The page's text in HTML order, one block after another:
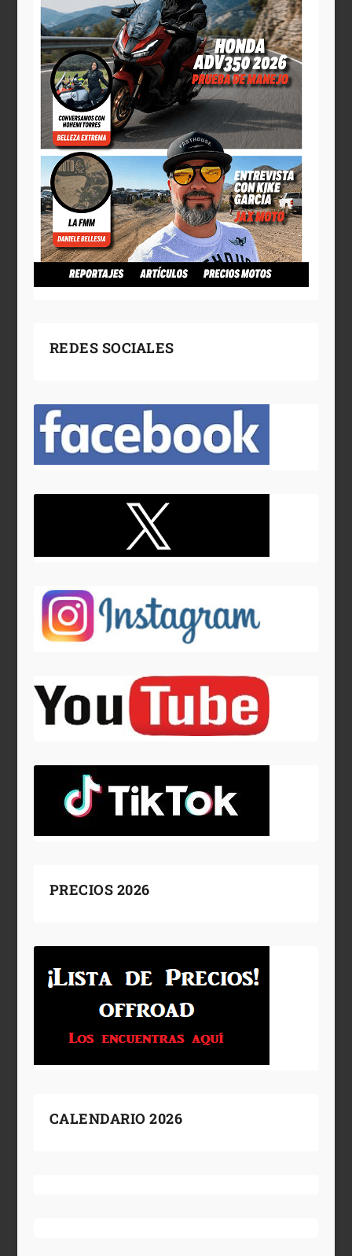
REDES SOCIALES
PRECIOS 2026
CALENDARIO 2026